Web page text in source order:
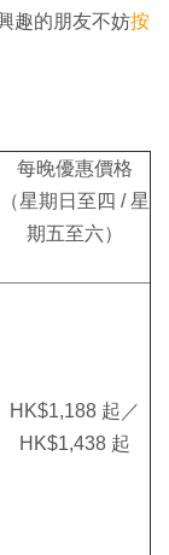
趣的朋友不妨按
每晚優惠價格
（星期日至四 / 星
期五至六）
HK$1,188 起／
HK$1,438 起